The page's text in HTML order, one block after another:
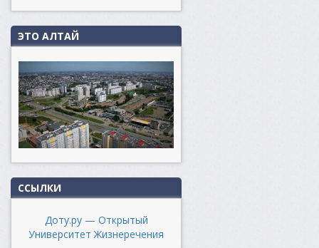
ЭТО АЛТАЙ
ССЫЛКИ
Доту.ру — Открытый
Университет Жизнеречения